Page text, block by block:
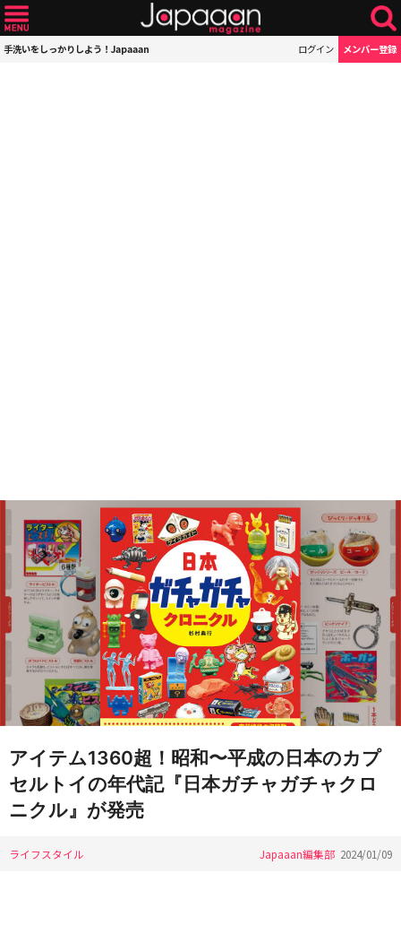
手洗いをしっかりしよう！Japaaan ログイン メンバー登録
アイテム1360超！昭和〜平成の日本のカプ
セルトイの年代記『日本ガチャガチャクロ
ニクル』が発売
ライフスタイル Japaaan編集部 2024/01/09